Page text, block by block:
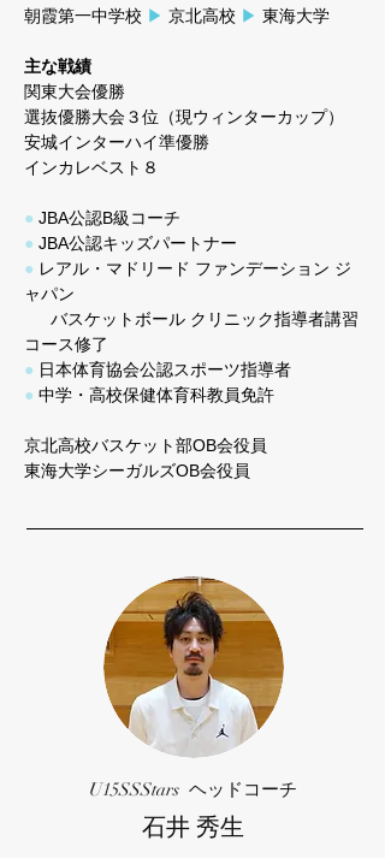
朝霞第一中学校 ▶ 京北高校 ▶ 東海大学
主な戦績
関東大会優勝
選抜優勝大会３位 （現ウィンターカップ）
安城インターハイ準優勝
インカレベスト８
● JBA公認B級コーチ
● JBA公認キッズパートナー
● レアル・マドリード ファンデーション ジ
ャパン
バスケットボール クリニック指導者講習
コース修了
● 日本体育協会公認スポーツ指導者
● 中学・高校保健体育科教員免許
京北高校バスケット部OB会役員
東海大学シーガルズOB会役員
U15SSStars ヘッドコーチ
石井 秀生